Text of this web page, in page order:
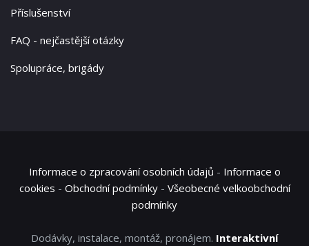
Příslušenství
FAQ - nejčastější otázky
Spolupráce, brigády
Informace o zpracování osobních údajů - Informace o
cookies - Obchodní podmínky- Všeobecné velkoobchodní
podmínky
Dodávky, instalace, montáž, pronájem. Interaktivní